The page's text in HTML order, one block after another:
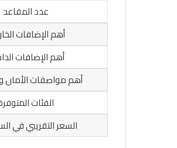
عدد المقاعد
أهم الإضافات
أهم الإضافات
أهم مواصفات الأمان
الفئات
السعر التقريبي في